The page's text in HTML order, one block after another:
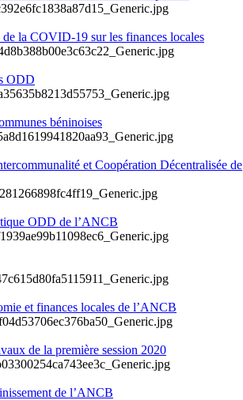
de la COVID-19 sur les finances locales
ODD
béninoises
et Coopération Décentralisée de
ODD de l’ANCB
et finances locales de l’ANCB
de la première session 2020
de l’ANCB